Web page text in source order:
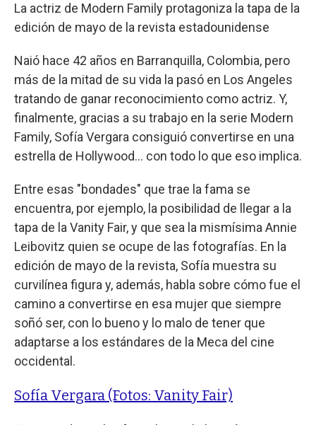
La actriz de Modern Family protagoniza la tapa de la
edición de mayo de la revista estadounidense
Naió hace 42 años en Barranquilla, Colombia, pero
más de la mitad de su vida la pasó en Los Angeles
tratando de ganar reconocimiento como actriz. Y,
finalmente, gracias a su trabajo en la serie Modern
Family, Sofía Vergara consiguió convertirse en una
estrella de Hollywood... con todo lo que eso implica.
Entre esas "bondades" que trae la fama se
encuentra, por ejemplo, la posibilidad de llegar a la
tapa de la Vanity Fair, y que sea la mismísima Annie
Leibovitz quien se ocupe de las fotografías. En la
edición de mayo de la revista, Sofía muestra su
curvilínea figura y, además, habla sobre cómo fue el
camino a convertirse en esa mujer que siempre
soñó ser, con lo bueno y lo malo de tener que
adaptarse a los estándares de la Meca del cine
occidental.
Sofía Vergara (Fotos: Vanity Fair)